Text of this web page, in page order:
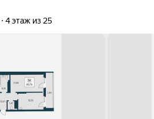
4 этаж из 25